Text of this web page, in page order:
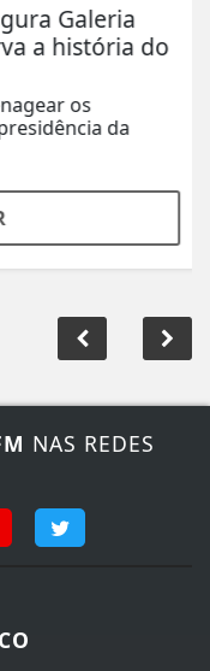
Galeria
a história do
os
da
NAS REDES